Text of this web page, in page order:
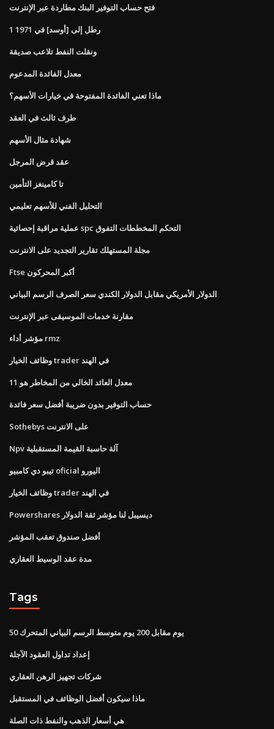
فتح حساب التوفير البنك مطاردة عبر الإنترنت
1 رطل إلى [أوسد] في 1971
ونقلت النفط تلاعب صديقة
معدل الفائدة المدعوم
ماذا تعني الفائدة المفتوحة في خيارات الأسهم؟
طرف ثالث في العقد
شهادة مثال الأسهم
عقد قرض المرجل
تا كامينغز التأمين
التحليل الفني للأسهم تعليمي
عملية مراقبة إحصائية spc التحكم المخططات التفوق
مجلة المستهلك تقارير التجديد على الانترنت
Ftse أكبر المحركون
الدولار الأمريكي مقابل الدولار الكندي سعر الصرف الرسم البياني
مقارنة خدمات الموسيقى عبر الإنترنت
مؤشر أداء rmz
وظائف الخيار trader في الهند
معدل العائد الخالي من المخاطر هو 11
حساب التوفير بدون ضريبة أفضل سعر فائدة
Sothebys على الانترنت
Npv آلة حاسبة القيمة المستقبلية
تيبو دي كامبيو oficial اليورو
وظائف الخيار trader في الهند
Powershares ديسيبل لنا مؤشر ثقة الدولار
أفضل صندوق تعقب المؤشر
مدة عقد الوسيط العقاري
Tags
50 يوم مقابل 200 يوم متوسط ​​الرسم البياني المتحرك
إعداد تداول العقود الآجلة
شركات تجهيز الرهن العقاري
ماذا سيكون أفضل الوظائف في المستقبل
هي أسعار الذهب والنفط ذات الصلة